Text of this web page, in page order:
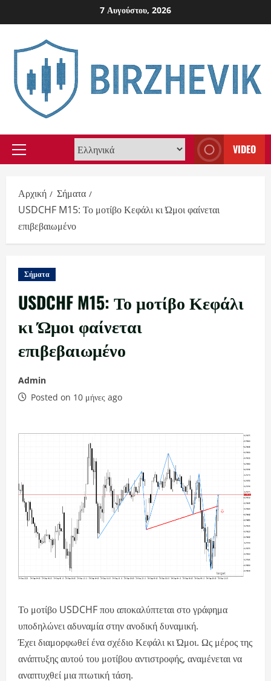
to
7 Αυγούστου, 2026
Primary
VIDEO
Αρχική
Σήματα
USDCHF M15: Το μοτίβο Κεφάλι κι Ώμοι φαίνεται
επιβεβαιωμένο
Σήματα
USDCHF M15: Το μοτίβο Κεφάλι
κι Ώμοι φαίνεται
επιβεβαιωμένο
Admin
Posted on 10 μήνες ago
Το μοτίβο USDCHF που αποκαλύπτεται στο γράφημα
υποδηλώνει αδυναμία στην ανοδική δυναμική.
Έχει διαμορφωθεί ένα σχέδιο Κεφάλι κι Ώμοι. Ως μέρος της
ανάπτυξης αυτού του μοτίβου αντιστροφής, αναμένεται να
αναπτυχθεί μια πτωτική τάση.